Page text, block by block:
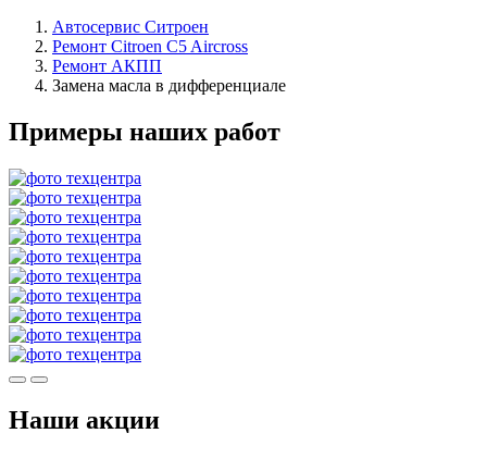
Автосервис Ситроен
Ремонт Citroen C5 Aircross
Ремонт АКПП
Замена масла в дифференциале
Примеры наших работ
Наши акции